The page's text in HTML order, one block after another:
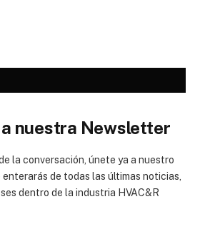
nuestra Newsletter
la conversación, únete ya a nuestro
de todas las últimas noticias,
dentro de la industria HVAC&R